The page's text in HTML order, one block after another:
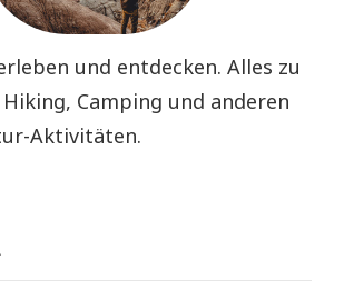
und entdecken. Alles zu
Camping und anderen
Aktivitäten.